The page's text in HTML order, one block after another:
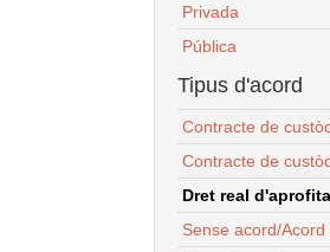
Privada
Pública
Tipus d'acord
Contracte de
Contracte de
Dret real
Sense acord/Acord